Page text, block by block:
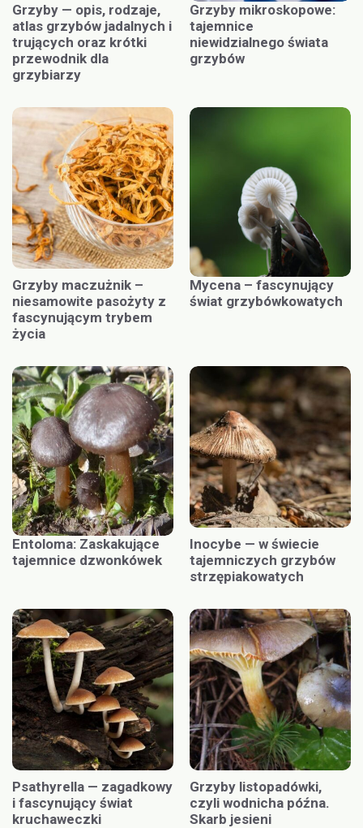
Grzyby — opis, rodzaje,
atlas grzybów jadalnych i
trujących oraz krótki
przewodnik dla
grzybiarzy
Grzyby mikroskopowe:
tajemnice
niewidzialnego świata
grzybów
Grzyby maczużnik –
niesamowite pasożyty z
fascynującym trybem
życia
Mycena – fascynujący
świat grzybówkowatych
Entoloma: Zaskakujące
tajemnice dzwonkówek
Inocybe — w świecie
tajemniczych grzybów
strzępiakowatych
Psathyrella — zagadkowy
i fascynujący świat
kruchaweczki
Grzyby listopadówki,
czyli wodnicha późna.
Skarb jesieni